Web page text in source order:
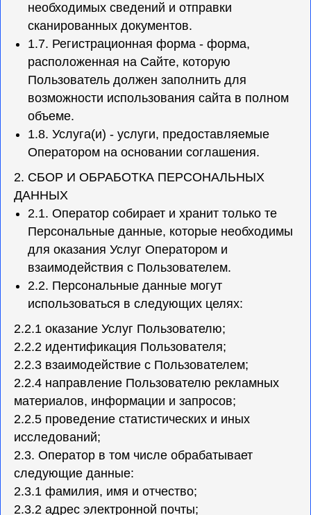
необходимых сведений и отправки
сканированных документов.
1.7. Регистрационная форма - форма,
расположенная на Сайте, которую
Пользователь должен заполнить для
возможности использования сайта в полном
объеме.
1.8. Услуга(и) - услуги, предоставляемые
Оператором на основании соглашения.
2. СБОР И ОБРАБОТКА ПЕРСОНАЛЬНЫХ
ДАННЫХ
2.1. Оператор собирает и хранит только те
Персональные данные, которые необходимы
для оказания Услуг Оператором и
взаимодействия с Пользователем.
2.2. Персональные данные могут
использоваться в следующих целях:
2.2.1 оказание Услуг Пользователю;
2.2.2 идентификация Пользователя;
2.2.3 взаимодействие с Пользователем;
2.2.4 направление Пользователю рекламных
материалов, информации и запросов;
2.2.5 проведение статистических и иных
исследований;
2.3. Оператор в том числе обрабатывает
следующие данные:
2.3.1 фамилия, имя и отчество;
2.3.2 адрес электронной почты;